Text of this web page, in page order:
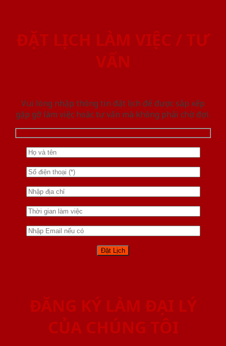
ĐẶT LỊCH LÀM VIỆC / TƯ
VẤN
Vui lòng nhập thông tin đặt lịch để được sắp xếp
gặp gỡ làm việc hoăc tư vấn mà không phải chờ đợi.
ĐĂNG KÝ LÀM ĐẠI LÝ
CỦA CHÚNG TÔI